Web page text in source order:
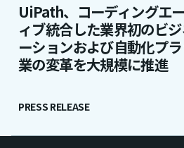
UiPath、コーディングエ
ィブ統合した業界初のビ
ーションおよび自動化プ
業の変革を大規模に推進
PRESS RELEASE